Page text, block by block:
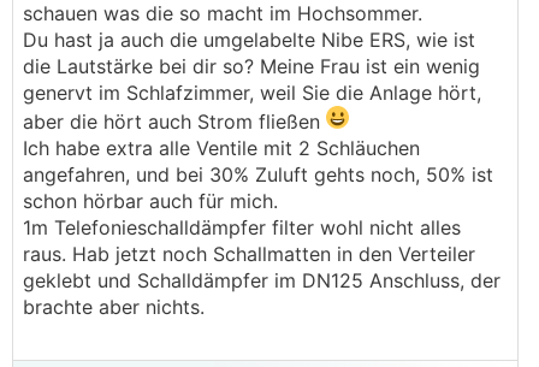
schauen was die so macht im Hochsommer.
Du hast ja auch die umgelabelte Nibe ERS, wie ist
die Lautstärke bei dir so? Meine Frau ist ein wenig
genervt im Schlafzimmer, weil Sie die Anlage hört,
aber die hört auch Strom fließen
Ich habe extra alle Ventile mit 2 Schläuchen
angefahren, und bei 30% Zuluft gehts noch, 50% ist
schon hörbar auch für mich.
1m Telefonieschalldämpfer filter wohl nicht alles
raus. Hab jetzt noch Schallmatten in den Verteiler
geklebt und Schalldämpfer im DN125 Anschluss, der
brachte aber nichts.